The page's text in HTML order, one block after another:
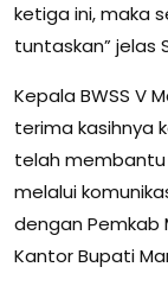
ketiga ini, maka
tuntaskan” jelas
Kepala BWSS V
terima kasihnya
telah
melalui
dengan Pemkab
Kantor Bupati